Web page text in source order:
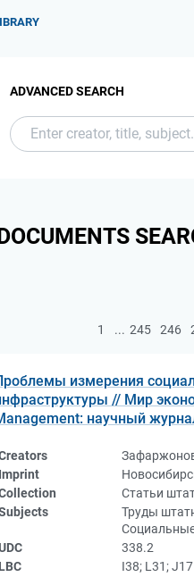
ADVANCED SEARCH
1 ... 245 246
измерения
// Мир
научный
Imprint
Статьи
Труды
338.2
LBC
I38; L31; J17